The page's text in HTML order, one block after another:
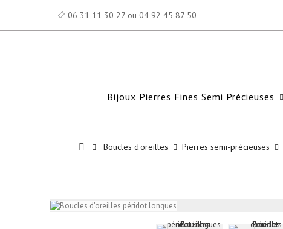
06 31 11 30 27 ou 04 92 45 87 50
Bijoux Pierres Fines Semi Précieuses
Boucles d'oreilles Pierres semi-précieuses